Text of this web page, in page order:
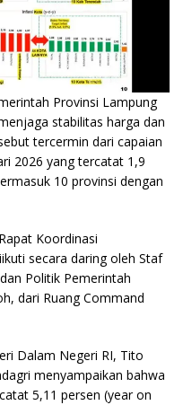
Provinsi Lampung
stabilitas harga dan
tercermin dari capaian
2026 yang tercatat 1,9
10 provinsi dengan
Koordinasi
secara daring oleh Staf
Politik Pemerintah
dari Ruang Command
Dalam Negeri RI, Tito
menyampaikan bahwa
5,11 persen (year on